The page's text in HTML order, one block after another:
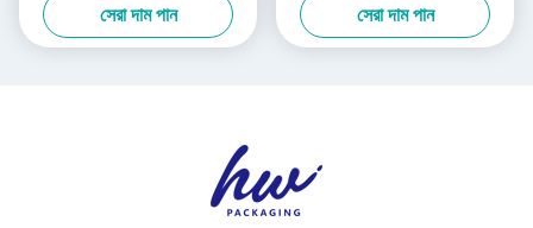
সেরা দাম পান সেরা দাম পান